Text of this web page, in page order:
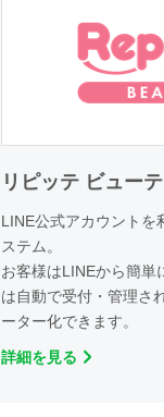
リピッテ ビュー
LINE公式アカウントを
ステム。
お客様はLINEから簡単
は自動で受付・管理さ
ーター化できます。
詳細を見る